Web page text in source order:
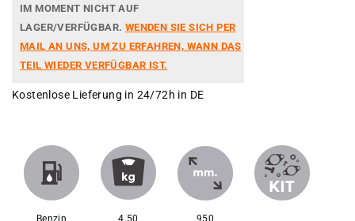
IM MOMENT NICHT AUF
LAGER/VERFÜGBAR. WENDEN SIE SICH PER
MAIL AN UNS, UM ZU ERFAHREN, WANN DAS
TEIL WIEDER VERFÜGBAR IST.
Kostenlose Lieferung in 24/72h in DE